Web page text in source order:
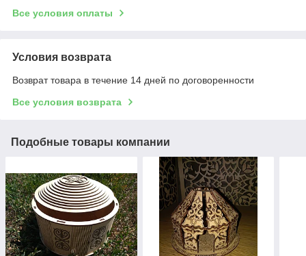
Все условия оплаты
Условия возврата
Возврат товара в течение 14 дней по договоренности
Все условия возврата
Подобные товары компании